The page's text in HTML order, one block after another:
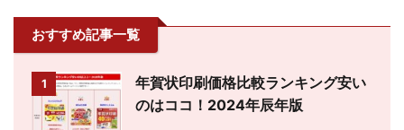
おすすめ記事一覧
1
年賀状印刷価格比較ランキング安い
のはココ！2024年辰年版